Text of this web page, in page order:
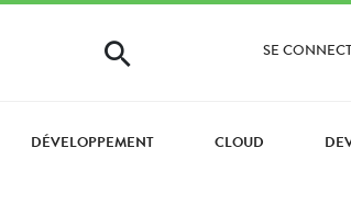
SE
DÉVELOPPEMENT CLOUD